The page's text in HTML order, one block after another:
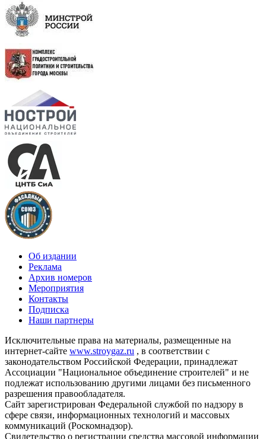
Об издании
Реклама
Архив номеров
Мероприятия
Контакты
Подписка
Наши партнеры
Исключительные права на материалы, размещенные на
интернет-сайте www.stroygaz.ru , в соответствии с
законодательством Российской Федерации, принадлежат
Ассоциации "Национальное объединение строителей" и не
подлежат использованию другими лицами без письменного
разрешения правообладателя.
Сайт зарегистрирован Федеральной службой по надзору в
сфере связи, информационных технологий и массовых
коммуникаций (Роскомнадзор).
Свидетельство о регистрации средства массовой информации